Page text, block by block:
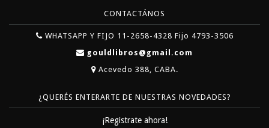
CONTACTÁNOS
WHATSAPP Y FIJO 11-2658-4328 Fijo 4793-3506
gouldlibros@gmail.com
Acevedo 388, CABA.
¿QUERÉS ENTERARTE DE NUESTRAS NOVEDADES?
¡Registrate ahora!